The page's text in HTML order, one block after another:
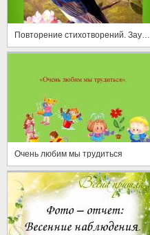
Повторение стихотворений. Заучивание стихотворения И. Белоусова "Весенняя гостья"
Очень любим мы трудиться